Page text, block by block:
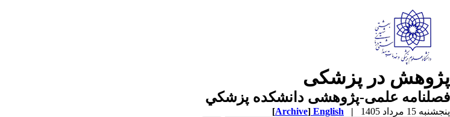
پژوهش در پزشکی
فصلنامه علمی-پژوهشی دانشکده پزشکي
پنجشنبه 15 مرداد 1405 |
English
[Archive]